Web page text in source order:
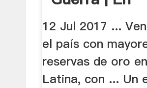
Profundidad
12 Jul 2017 ...
el país con
reservas de oro
Latina, con ... Un